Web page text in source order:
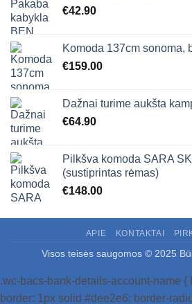
€42.90
Komoda 137cm sonoma,
€159.00
Dažnai turime aukšta
€64.90
Pilkšva komoda SARA
(sustiprintas rėmas)
€148.00
APIE KONTAKTAI
Visos teisės saugomos © 2025
.wc-bacs-bank-details-account-name {
border: 1px solid #dee2e6; border-